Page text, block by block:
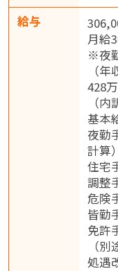
給与
月給
※夜
（年
428
（内
基本
夜勤
計算）
住宅
調整
危険
皆勤
免許
（別
処遇